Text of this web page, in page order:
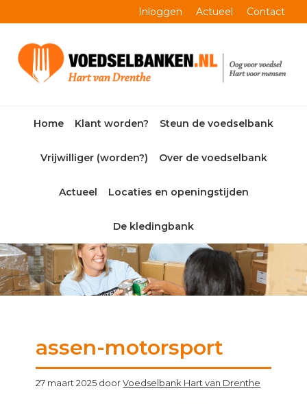
to
navigation
to
content
to
sidebar
to
Inloggen Actueel Contact
Home Klant worden? Steun de voedselbank
Vrijwilliger (worden?) Over de voedselbank
Actueel Locaties en openingstijden
De kledingbank
assen-motorsport
27 maart 2025 doorVoedselbank Hart van Drenthe